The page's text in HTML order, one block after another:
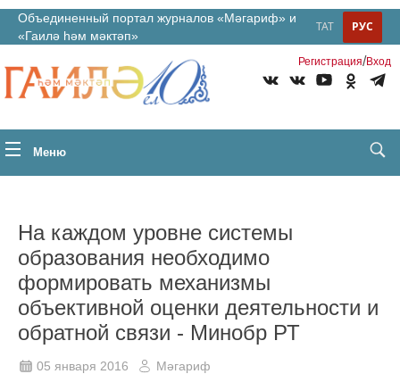
Объединенный портал журналов «Мәгариф» и
«Гаилә һәм мәктәп»
РУС
ТАТ
Регистрация/Вход
Меню
На каждом уровне системы
образования необходимо
формировать механизмы
объективной оценки деятельности и
обратной связи - Минобр РТ
05 января 2016 Мәгариф